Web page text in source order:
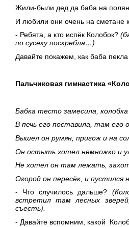
Жили-были дед да баба на
И любили они очень на сметане
- Ребята, а кто испёк Колобок?
по сусеку поскребла…)
Давайте покажем, как баба пекла
Пальчиковая гимнастика
Бабка тесто замесила, колобка
В печь его поставила, там его
Вышел он румян, пригож и на
Он остыть хотел немножко и
Не хотел он там лежать,
Огород он пересёк, и пустился
- Что случилось дальше?
встретил там лесных
съесть).
- Давайте вспомним, какой